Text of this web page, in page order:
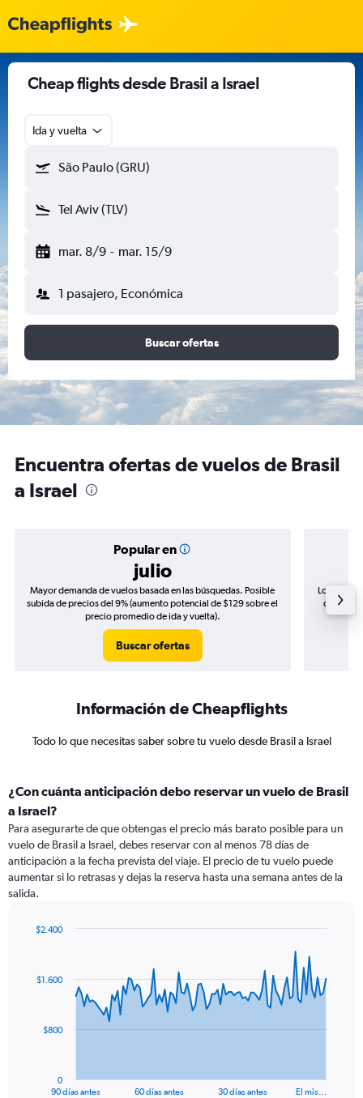
Cheap flights desde Brasil a Israel
Ida y vuelta
São Paulo (GRU)
Tel Aviv (TLV)
mar. 8/9 - mar. 15/9
1 pasajero, Económica
Buscar ofertas
Encuentra ofertas de vuelos de Brasil
a Israel
Popular en
julio
Mayor demanda de vuelos basada en las búsquedas. Posible
subida de precios del 9% (aumento potencial de $129 sobre el
precio promedio de ida y vuelta).
Buscar ofertas
Los
de
Información de Cheapflights
Todo lo que necesitas saber sobre tu vuelo desde Brasil a Israel
¿Con cuánta anticipación debo reservar un vuelo de Brasil
a Israel?
Para asegurarte de que obtengas el precio más barato posible para un
vuelo de Brasil a Israel, debes reservar con al menos 78 días de
anticipación a la fecha prevista del viaje. El precio de tu vuelo puede
aumentar si lo retrasas y dejas la reserva hasta una semana antes de la
salida.
data
The
90 días antes 60 días antes 30 días antes El mis…
0
$800
$1.600
$2.400